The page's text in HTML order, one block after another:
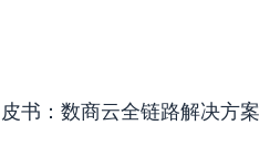
书：数商云全链路解决方案